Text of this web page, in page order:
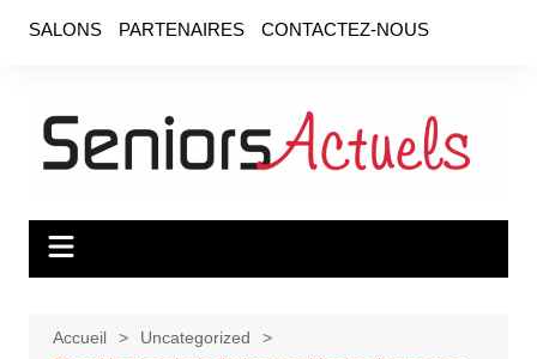
SALONS PARTENAIRES CONTACTEZ-NOUS
Accueil
Uncategorized